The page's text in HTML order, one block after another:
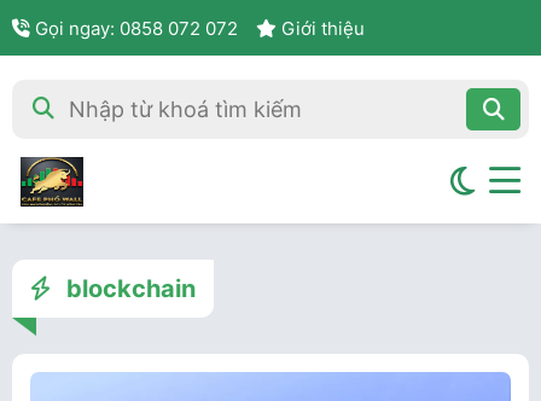
Gọi ngay: 0858 072 072 Giới thiệu
blockchain